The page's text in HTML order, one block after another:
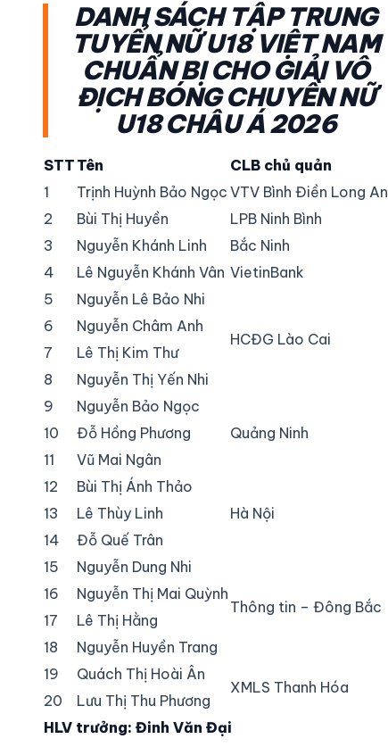
DANH SÁCH TẬP TRUNG
TUYỂN NỮ U18 VIỆT NAM
CHUẨN BỊ CHO GIẢI VÔ
ĐỊCH BÓNG CHUYỀN NỮ
U18 CHÂU Á 2026
STT Tên
CLB chủ quản
1
Trịnh Huỳnh Bảo Ngọc VTV Bình Điền Long An
2
Bùi Thị Huyền
LPB Ninh Bình
3
Nguyễn Khánh Linh
Bắc Ninh
4
Lê Nguyễn Khánh Vân VietinBank
5
Nguyễn Lê Bảo Nhi
HCĐG Lào Cai
6
Nguyễn Châm Anh
7
Lê Thị Kim Thư
8
Nguyễn Thị Yến Nhi
9
Nguyễn Bảo Ngọc
Quảng Ninh
10
Đỗ Hồng Phương
11
Vũ Mai Ngân
12
Bùi Thị Ánh Thảo
Hà Nội
13
Lê Thùy Linh
14
Đỗ Quế Trân
15
Nguyễn Dung Nhi
Thông tin – Đông Bắc
16
Nguyễn Thị Mai Quỳnh
17
Lê Thị Hằng
18
Nguyễn Huyền Trang
19
Quách Thị Hoài Ân
XMLS Thanh Hóa
20
Lưu Thị Thu Phương
HLV trưởng: Đinh Văn Đại